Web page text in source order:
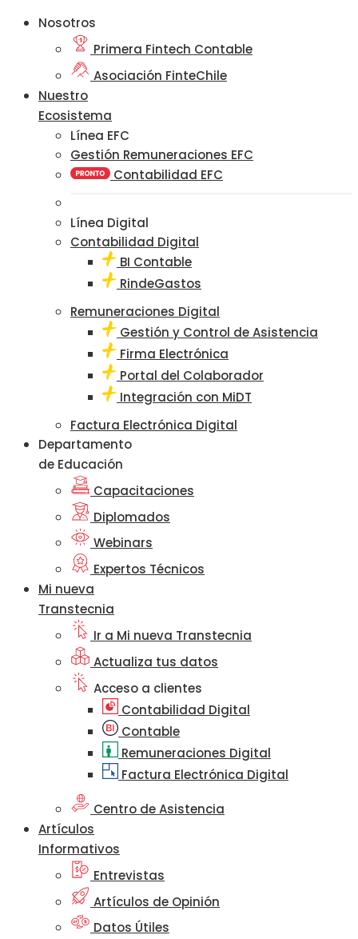
Nosotros
Primera Fintech Contable
Asociación FinteChile
Nuestro
Ecosistema
Línea EFC
Gestión Remuneraciones EFC
Contabilidad EFC
Línea Digital
Contabilidad Digital
BI Contable
RindeGastos
Remuneraciones Digital
Gestión y Control de Asistencia
Firma Electrónica
Portal del Colaborador
Integración con MiDT
Factura Electrónica Digital
Departamento
de Educación
Capacitaciones
Diplomados
Webinars
Expertos Técnicos
Mi nueva
Transtecnia
Ir a Mi nueva Transtecnia
Actualiza tus datos
Acceso a clientes
Contabilidad Digital
Contable
Remuneraciones Digital
Factura Electrónica Digital
Centro de Asistencia
Artículos
Informativos
Entrevistas
Artículos de Opinión
Datos Útiles